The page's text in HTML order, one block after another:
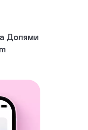
Долями